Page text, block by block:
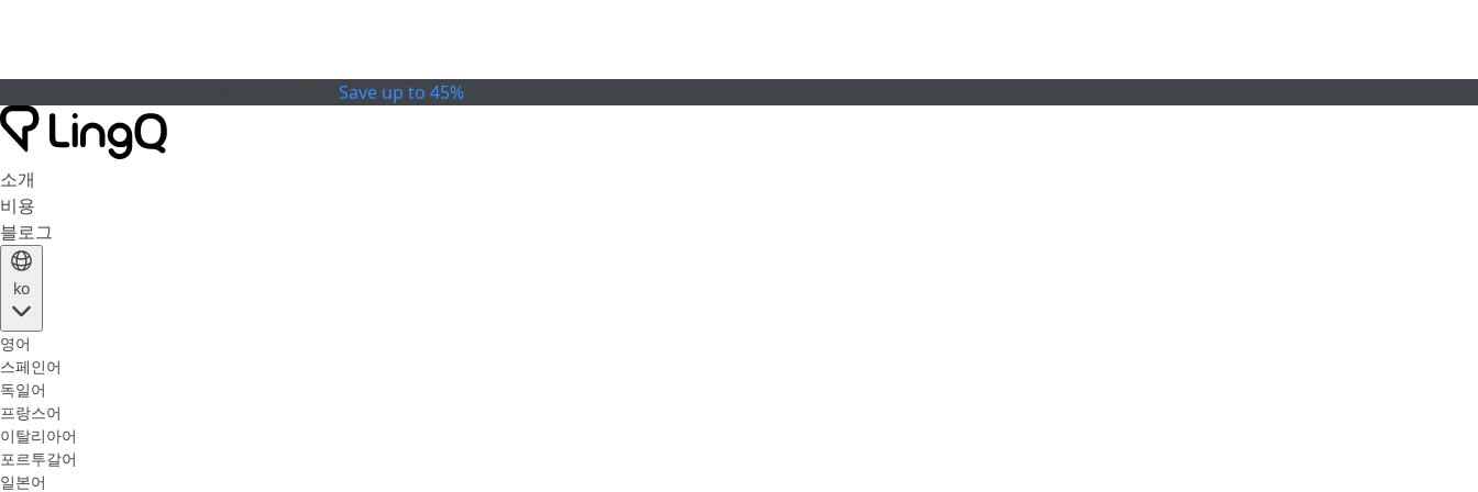
Save up to 45%
소개
비용
블로그
ko
영어
스페인어
독일어
프랑스어
이탈리아어
포르투갈어
일본어